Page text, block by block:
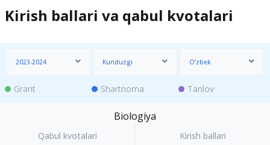
Kirish ballari va qabul kvotalari
2023-2024 Kunduzgi O‘zbek
Grant Shartnoma Tanlov
Biologiya